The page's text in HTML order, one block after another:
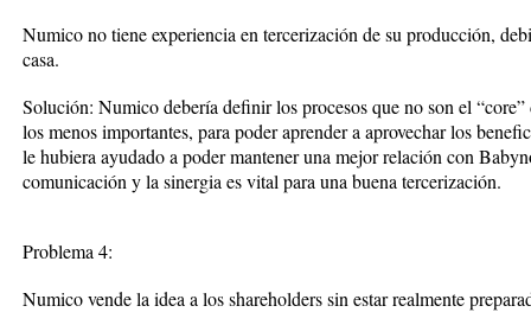
Numico no tiene experiencia en tercerización de su producción,
casa.
Solución: Numico debería definir los procesos que no son el
los menos importantes, para poder aprender a aprovechar los
le hubiera ayudado a poder mantener una mejor relación con
comunicación y la sinergia es vital para una buena tercerización.
Problema 4:
Numico vende la idea a los shareholders sin estar realmente